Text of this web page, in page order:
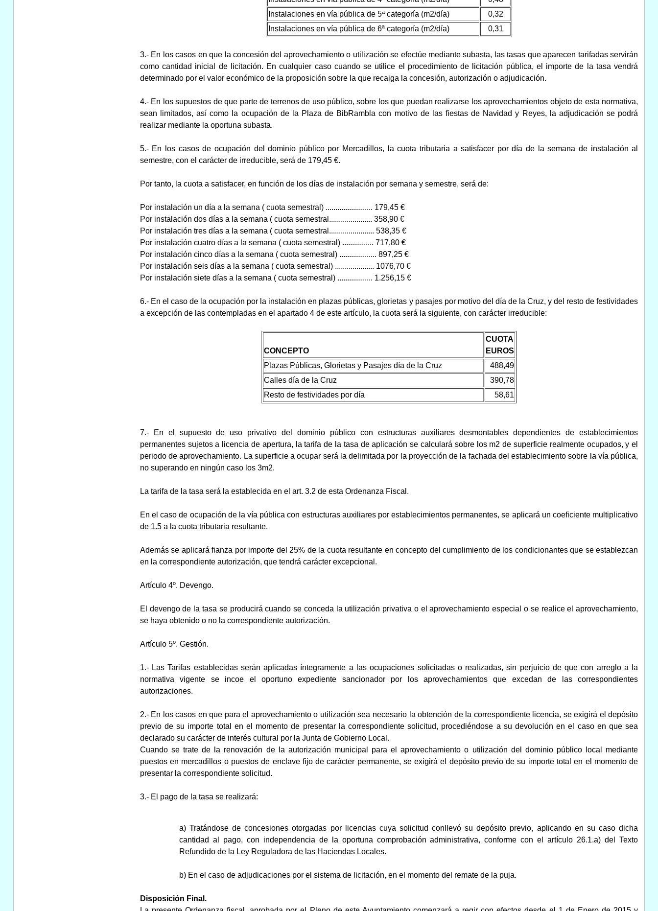
Instalaciones en vía pública de 5ª categoría (m2/día)
0,32
Instalaciones en vía pública de 6ª categoría (m2/día)
0,31
3.- En los casos en que la concesión del aprovechamiento o utilización se efectúe mediante subasta, las tasas que aparecen tarifadas servirán
como cantidad inicial de licitación. En cualquier caso cuando se utilice el procedimiento de licitación pública, el importe de la tasa vendrá
determinado por el valor económico de la proposición sobre la que recaiga la concesión, autorización o adjudicación.
4.- En los supuestos de que parte de terrenos de uso público, sobre los que puedan realizarse los aprovechamientos objeto de esta normativa,
sean limitados, así como la ocupación de la Plaza de BibRambla con motivo de las fiestas de Navidad y Reyes, la adjudicación se podrá
realizar mediante la oportuna subasta.
5.- En los casos de ocupación del dominio público por Mercadillos, la cuota tributaria a satisfacer por día de la semana de instalación al
semestre, con el carácter de irreducible, será de 179,45 €.
Por tanto, la cuota a satisfacer, en función de los días de instalación por semana y semestre, será de:
Por instalación un día a la semana ( cuota semestral) ........................ 179,45 €
Por instalación dos días a la semana ( cuota semestral...................... 358,90 €
Por instalación tres días a la semana ( cuota semestral....................... 538,35 €
Por instalación cuatro días a la semana ( cuota semestral) ................ 717,80 €
Por instalación cinco días a la semana ( cuota semestral) ................... 897,25 €
Por instalación seis días a la semana ( cuota semestral) .................... 1076,70 €
Por instalación siete días a la semana ( cuota semestral) .................. 1.256,15 €
6.- En el caso de la ocupación por la instalación en plazas públicas, glorietas y pasajes por motivo del día de la Cruz, y del resto de festividades
a excepción de las contempladas en el apartado 4 de este artículo, la cuota será la siguiente, con carácter irreducible:
CONCEPTO
CUOTA
EUROS
Plazas Públicas, Glorietas y Pasajes día de la Cruz
488,49
Calles día de la Cruz
390,78
Resto de festividades por día
58,61
7.- En el supuesto de uso privativo del dominio público con estructuras auxiliares desmontables dependientes de establecimientos
permanentes sujetos a licencia de apertura, la tarifa de la tasa de aplicación se calculará sobre los m2 de superficie realmente ocupados, y el
periodo de aprovechamiento. La superficie a ocupar será la delimitada por la proyección de la fachada del establecimiento sobre la vía pública,
no superando en ningún caso los 3m2.
La tarifa de la tasa será la establecida en el art. 3.2 de esta Ordenanza Fiscal.
En el caso de ocupación de la vía pública con estructuras auxiliares por establecimientos permanentes, se aplicará un coeficiente multiplicativo
de 1.5 a la cuota tributaria resultante.
Además se aplicará fianza por importe del 25% de la cuota resultante en concepto del cumplimiento de los condicionantes que se establezcan
en la correspondiente autorización, que tendrá carácter excepcional.
Artículo 4º. Devengo.
El devengo de la tasa se producirá cuando se conceda la utilización privativa o el aprovechamiento especial o se realice el aprovechamiento,
se haya obtenido o no la correspondiente autorización.
Artículo 5º. Gestión.
1.- Las Tarifas establecidas serán aplicadas íntegramente a las ocupaciones solicitadas o realizadas, sin perjuicio de que con arreglo a la
normativa vigente se incoe el oportuno expediente sancionador por los aprovechamientos que excedan de las correspondientes
autorizaciones.
2.- En los casos en que para el aprovechamiento o utilización sea necesario la obtención de la correspondiente licencia, se exigirá el depósito
previo de su importe total en el momento de presentar la correspondiente solicitud, procediéndose a su devolución en el caso en que sea
declarado su carácter de interés cultural por la Junta de Gobierno Local.
Cuando se trate de la renovación de la autorización municipal para el aprovechamiento o utilización del dominio público local mediante
puestos en mercadillos o puestos de enclave fijo de carácter permanente, se exigirá el depósito previo de su importe total en el momento de
presentar la correspondiente solicitud.
3.- El pago de la tasa se realizará:
a) Tratándose de concesiones otorgadas por licencias cuya solicitud conllevó su depósito previo, aplicando en su caso dicha
cantidad al pago, con independencia de la oportuna comprobación administrativa, conforme con el artículo 26.1.a) del Texto
Refundido de la Ley Reguladora de las Haciendas Locales.
b) En el caso de adjudicaciones por el sistema de licitación, en el momento del remate de la puja.
Disposición Final.